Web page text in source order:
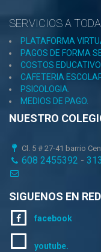
SERVICIOS A
PLATAFORMA
PAGOS DE FORMA
COSTOS
CAFETERIA
PSICOLOGIA.
MEDIOS DE PAGO.
NUESTRO
Cl. 5 # 27-41 barrio
608 2455392 -
SIGUENOS EN
facebook
youtube.